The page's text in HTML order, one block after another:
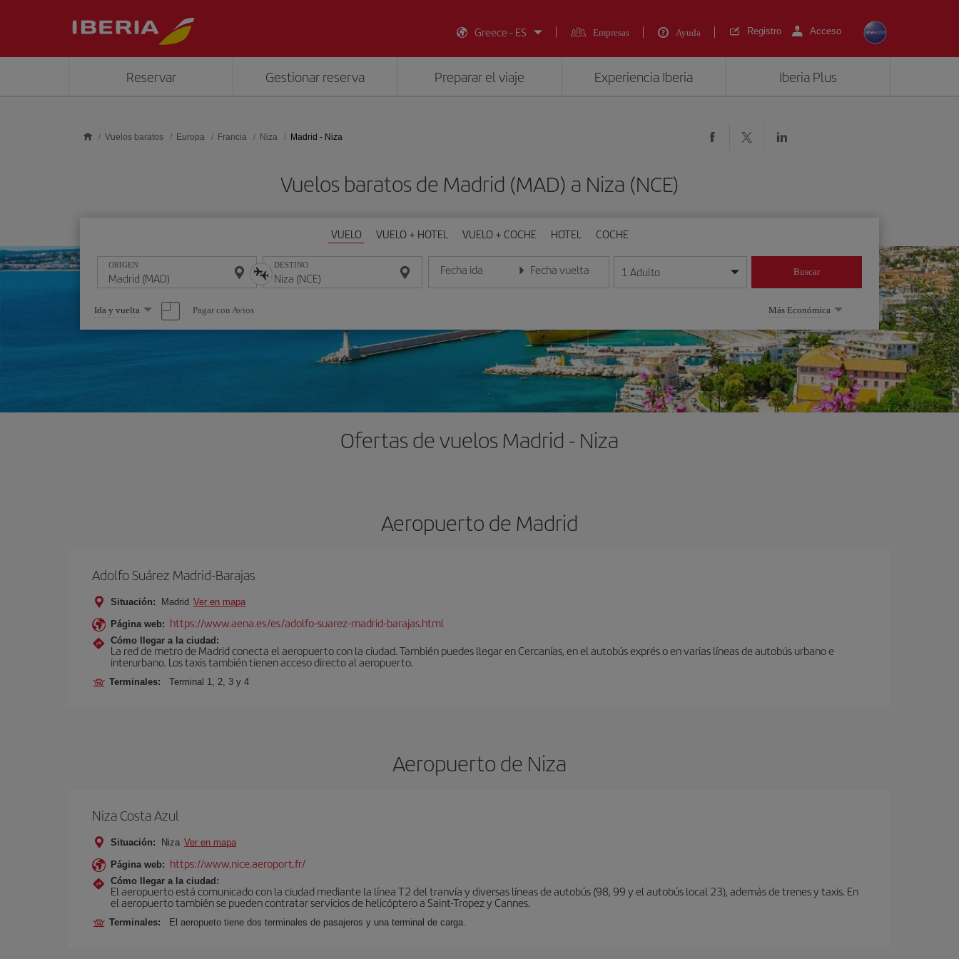
Greece - ES
Empresas Ayuda Registro Acceso
Reservar Gestionar reserva Preparar el viaje Experiencia Iberia Iberia Plus
Vuelos baratos Europa Francia Niza Madrid - Niza
Vuelos baratos de Madrid (MAD) a Niza (NCE)
VUELO VUELO + HOTEL VUELO + COCHE HOTEL COCHE
ORIGEN DESTINO Fecha ida
Introduce la fecha en formato día/mes/año
Fecha vuelta
Introduce la fecha en formato día/mes/año
1 Adulto Buscar
Seleccione
una
opción
Ida y vuelta Pagar con Avios Más Económica
Ofertas de vuelos Madrid - Niza
Aeropuerto de Madrid
Adolfo Suárez Madrid-Barajas
Situación: Madrid Ver en mapa
Página web: https://www.aena.es/es/adolfo-suarez-madrid-barajas.html
Cómo llegar a la ciudad:
La red de metro de Madrid conecta el aeropuerto con la ciudad. También puedes llegar en Cercanías, en el autobús exprés o en varias líneas de autobús urbano e
interurbano. Los taxis también tienen acceso directo al aeropuerto.
Terminales: Terminal 1, 2, 3 y 4
Aeropuerto de Niza
Niza Costa Azul
Situación: Niza Ver en mapa
Página web: https://www.nice.aeroport.fr/
Cómo llegar a la ciudad:
El aeropuerto está comunicado con la ciudad mediante la línea T2 del tranvía y diversas líneas de autobús (98, 99 y el autobús local 23), además de trenes y taxis. En
el aeropuerto también se pueden contratar servicios de helicóptero a Saint-Tropez y Cannes.
Terminales: El aeropueto tiene dos terminales de pasajeros y una terminal de carga.